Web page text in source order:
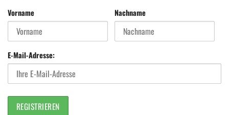
Vorname Nachname
E-Mail-Adresse: